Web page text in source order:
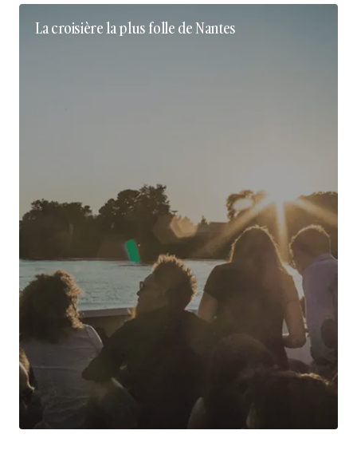
La croisière la plus folle de Nantes